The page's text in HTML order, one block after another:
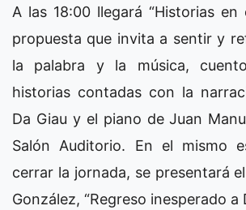
A las 18:00 llegará “Historias en
propuesta que invita a sentir y
la palabra y la música,
historias contadas con la
Da Giau y el piano de Juan
Salón Auditorio. En el mismo
cerrar la jornada, se presentará
González, “Regreso inesperado a